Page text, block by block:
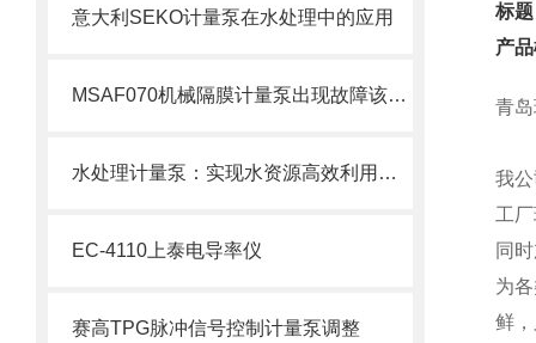
意大利SEKO计量泵在水处理中的应用
MSAF070机械隔膜计量泵出现故障该如何处理呢？
水处理计量泵：实现水资源高效利用的重要工具
EC-4110上泰电导率仪
赛高TPG脉冲信号控制计量泵调整
标
产
青
我
工
同
为
鲜